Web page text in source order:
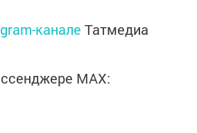
канале Татмедиа
MАХ: